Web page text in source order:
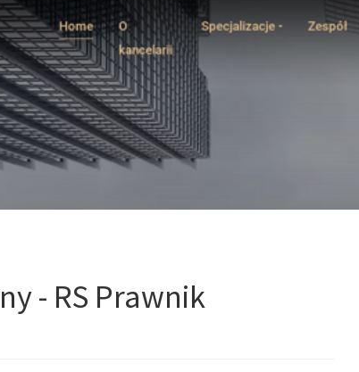
- RS Prawnik